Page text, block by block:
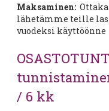
Maksaminen:
lähetämme teille
vuodeksi käyttöönne
/ 6 kk